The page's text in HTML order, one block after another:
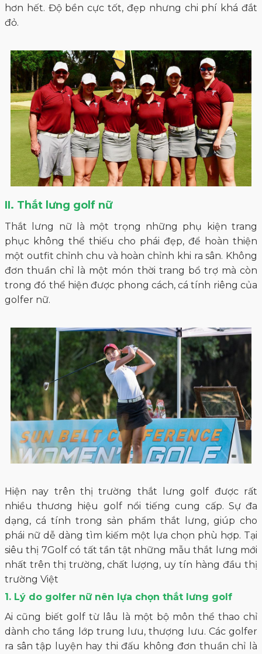
hơn hết. Độ bền cực tốt, đẹp nhưng chi phí khá đắt
đỏ.
II. Thắt lưng golf nữ
Thắt lưng nữ là một trọng những phụ kiện trang
phục không thể thiếu cho phái đẹp, để hoàn thiện
một outfit chỉnh chu và hoàn chỉnh khi ra sân. Không
đơn thuần chỉ là một món thời trang bổ trợ mà còn
trong đó thể hiện được phong cách, cá tính riêng của
golfer nữ.
Hiện nay trên thị trường thắt lưng golf được rất
nhiều thương hiệu golf nổi tiếng cung cấp. Sự đa
dạng, cá tính trong sản phẩm thắt lưng, giúp cho
phái nữ dễ dàng tìm kiếm một lựa chọn phù hợp. Tại
siêu thị 7Golf có tất tần tật những mẫu thắt lưng mới
nhất trên thị trường, chất lượng, uy tín hàng đầu thị
trường Việt
1. Lý do golfer nữ nên lựa chọn thắt lưng golf
Ai cũng biết golf từ lâu là một bộ môn thể thao chỉ
dành cho tầng lớp trung lưu, thượng lưu. Các golfer
ra sân tập luyện hay thi đấu không đơn thuần chỉ là